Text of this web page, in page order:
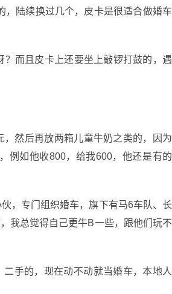
，陆续换过几个，皮卡是很适合做婚车
而且皮卡上还要坐上敲锣打鼓的，遇
然后再放两箱儿童牛奶之类的，因为
例如他收800，给我600，他还是有的
，专门组织婚车，旗下有马6车队、长
我总觉得自己更牛B一些，跟他们玩不
手的，现在动不动就当婚车，本地人